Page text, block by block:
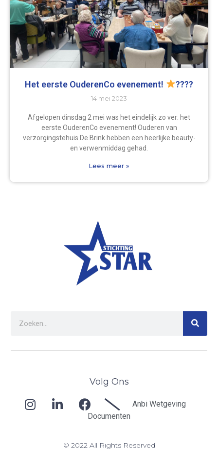
Het eerste OuderenCo evenement! ????
14 mei 2023
Afgelopen dinsdag 2 mei was het eindelijk zo ver: het
eerste OuderenCo evenement! Ouderen van
verzorgingstehuis De Brink hebben een heerlijke beauty-
en verwenmiddag gehad.
Lees meer »
Volg Ons
Anbi Wetgeving
Documenten
© 2022 All Rights Reserved